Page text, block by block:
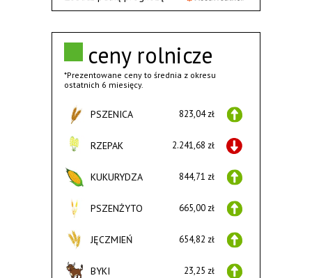
ceny rolnicze
*Prezentowane ceny to średnia z okresu
ostatnich 6 miesięcy.
PSZENICA 823,04 zł
RZEPAK 2.241,68 zł
KUKURYDZA 844,71 zł
PSZENŻYTO 665,00 zł
JĘCZMIEŃ 654,82 zł
BYKI 23,25 zł